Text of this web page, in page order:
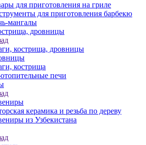
для приготовления на гриле
для приготовления барбекю
мангалы
дровницы
кострища, дровницы
кострища
печи
керамика и резьба по дереву
из Узбекистана